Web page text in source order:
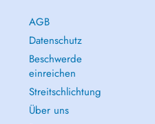
AGB
Datenschutz
Beschwerde
einreichen
Streitschlichtung
Über uns